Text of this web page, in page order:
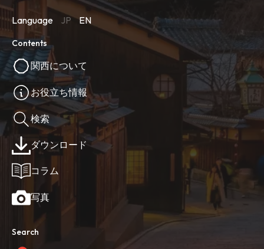
Language JP EN
Contents
関西について
お役立ち情報
検索
ダウンロード
コラム
写真
Search